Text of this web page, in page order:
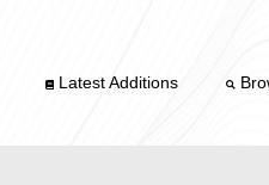
Latest Additions